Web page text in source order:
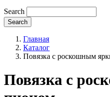
Search
Главная
Каталог
Повязка с роскошным
Повязка с